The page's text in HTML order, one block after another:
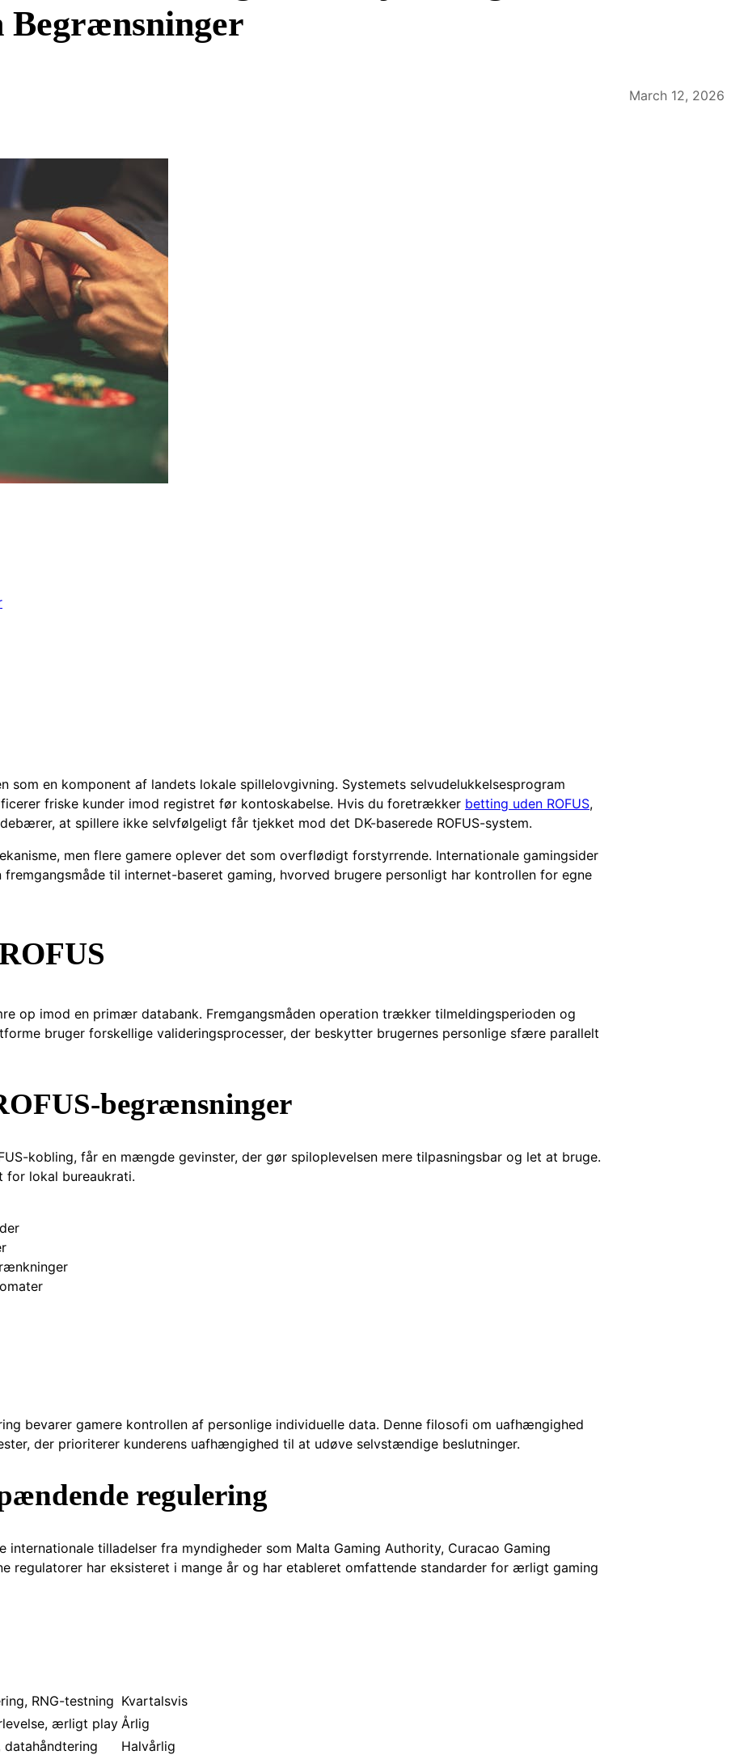
Begrænsninger
March 12, 2026
som en komponent af landets lokale spillelovgivning. Systemets selvudelukkelsesprogram
friske kunder imod registret før kontoskabelse. Hvis du foretrækker betting uden ROFUS,
at spillere ikke selvfølgeligt får tjekket mod det DK-baserede ROFUS-system.
men flere gamere oplever det som overflødigt forstyrrende. Internationale gamingsider
fremgangsmåde til internet-baseret gaming, hvorved brugere personligt har kontrollen for egne
op imod en primær databank. Fremgangsmåden operation trækker tilmeldingsperioden og
bruger forskellige valideringsprocesser, der beskytter brugernes personlige sfære parallelt
begrænsninger
kobling, får en mængde gevinster, der gør spiloplevelsen mere tilpasningsbar og let at bruge.
for lokal bureaukrati.
bevarer gamere kontrollen af personlige individuelle data. Denne filosofi om uafhængighed
der prioriterer kunderens uafhængighed til at udøve selvstændige beslutninger.
regulering
tilladelser fra myndigheder som Malta Gaming Authority, Curacao Gaming
regulatorer har eksisteret i mange år og har etableret omfattende standarder for ærligt gaming
RNG-testning Kvartalsvis
ærligt play Årlig
datahåndtering
Halvårlig